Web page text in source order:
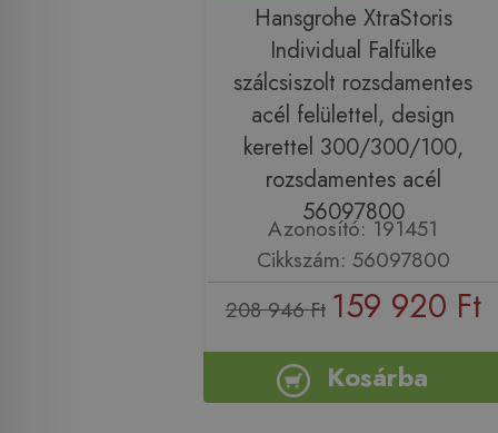
Hansgrohe XtraStoris
Individual Falfülke
szálcsiszolt rozsdamentes
acél felülettel, design
kerettel 300/300/100,
rozsdamentes acél
56097800
Azonosító: 191451
Cikkszám: 56097800
208 946 Ft 159 920 Ft
Kosárba